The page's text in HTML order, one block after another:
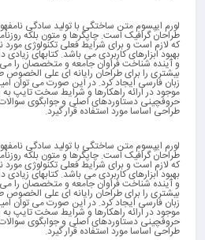
لورم ایپسوم متن ساختگی با تولید سادگی
طراحان گرافیک است. چاپگرها و متون بلکه
که لازم است و برای شرایط فعلی تکنولوژی مورد
بهبود ابزارهای کاربردی می باشد. کتابهای
و آینده شناخت فراوان جامعه و متخصصان را می
بیشتری را برای طراحان رایانه ای علی
زبان فارسی ایجاد کرد. در این صورت می توان
موجود در ارائه راهکارها و شرایط سخت تایپ به
حروفچینی دستاوردهای اصلی و جوابگوی
طراحی اساسا مورد استفاده قرار گیرد.
لورم ایپسوم متن ساختگی با تولید سادگی
طراحان گرافیک است. چاپگرها و متون بلکه
که لازم است و برای شرایط فعلی تکنولوژی مورد
بهبود ابزارهای کاربردی می باشد. کتابهای
و آینده شناخت فراوان جامعه و متخصصان را می
بیشتری را برای طراحان رایانه ای علی
زبان فارسی ایجاد کرد. در این صورت می توان
موجود در ارائه راهکارها و شرایط سخت تایپ به
حروفچینی دستاوردهای اصلی و جوابگوی
طراحی اساسا مورد استفاده قرار گیرد.